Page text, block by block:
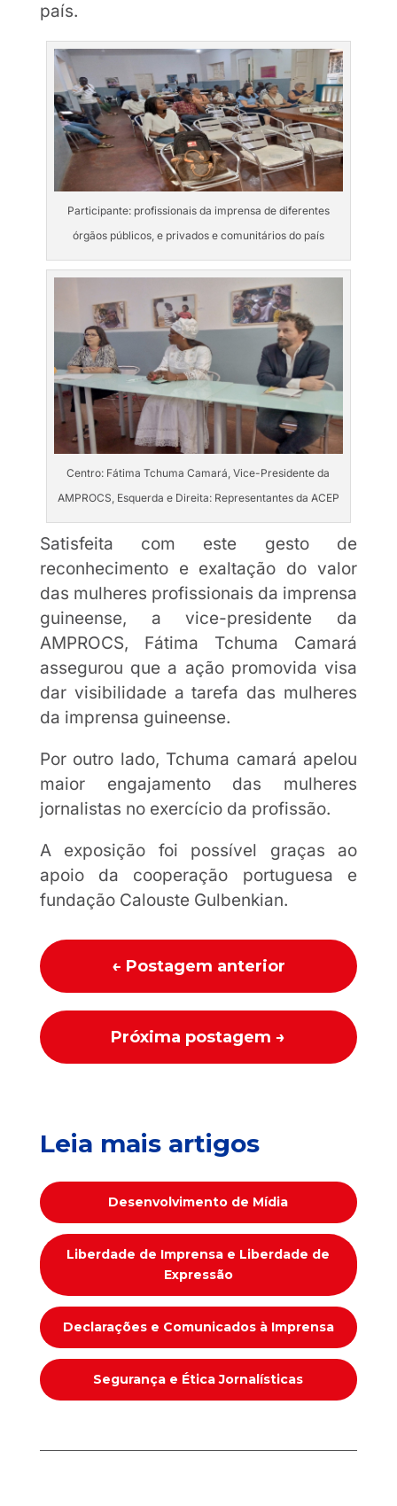
país.
Participante: profissionais da imprensa de diferentes
órgãos públicos, e privados e comunitários do país
Centro: Fátima Tchuma Camará, Vice-Presidente da
AMPROCS, Esquerda e Direita: Representantes da ACEP
Satisfeita com este gesto de
reconhecimento e exaltação do valor
das mulheres profissionais da imprensa
guineense, a vice-presidente da
AMPROCS, Fátima Tchuma Camará
assegurou que a ação promovida visa
dar visibilidade a tarefa das mulheres
da imprensa guineense.
Por outro lado, Tchuma camará apelou
maior engajamento das mulheres
jornalistas no exercício da profissão.
A exposição foi possível graças ao
apoio da cooperação portuguesa e
fundação Calouste Gulbenkian.
← Postagem anterior
Próxima postagem →
Leia mais artigos
Desenvolvimento de Mídia
Liberdade de Imprensa e Liberdade de
Expressão
Declarações e Comunicados à Imprensa
Segurança e Ética Jornalísticas